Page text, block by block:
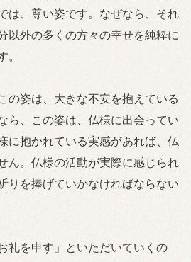
は、尊い姿です。なぜなら、それ
以外の多くの方々の幸せを純粋に
。
の姿は、大きな不安を抱えている
ら、この姿は、仏様に出会ってい
に抱かれている実感があれば、仏
ん。仏様の活動が実際に感じられ
りを捧げていかなければならない
礼を申す」といただいていくの